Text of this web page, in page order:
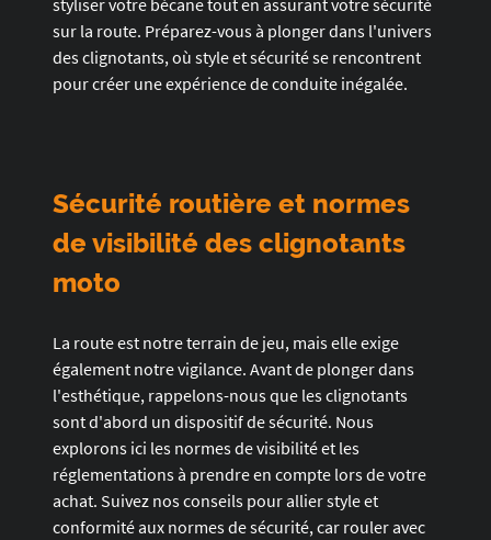
styliser votre bécane tout en assurant votre sécurité
sur la route. Préparez-vous à plonger dans l'univers
des clignotants, où style et sécurité se rencontrent
pour créer une expérience de conduite inégalée.
Sécurité routière et normes
de visibilité des clignotants
moto
La route est notre terrain de jeu, mais elle exige
également notre vigilance. Avant de plonger dans
l'esthétique, rappelons-nous que les clignotants
sont d'abord un dispositif de sécurité. Nous
explorons ici les normes de visibilité et les
réglementations à prendre en compte lors de votre
achat. Suivez nos conseils pour allier style et
conformité aux normes de sécurité, car rouler avec